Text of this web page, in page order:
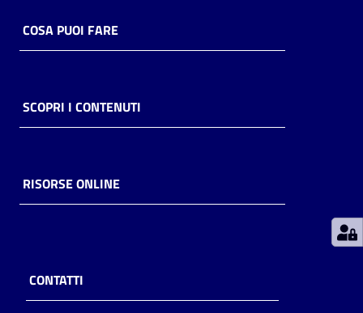
Archivio
Decentrate
lettura
COSA PUOI FARE
SCOPRI I CONTENUTI
RISORSE ONLINE
CONTATTI